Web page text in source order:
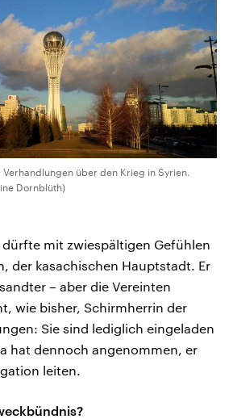
Verhandlungen über den Krieg in Syrien.
Dornblüth)
mit zwiespältigen Gefühlen
der kasachischen Hauptstadt. Er
– aber die Vereinten
wie bisher, Schirmherrin der
Sie sind lediglich eingeladen
hat dennoch angenommen, er
leiten.